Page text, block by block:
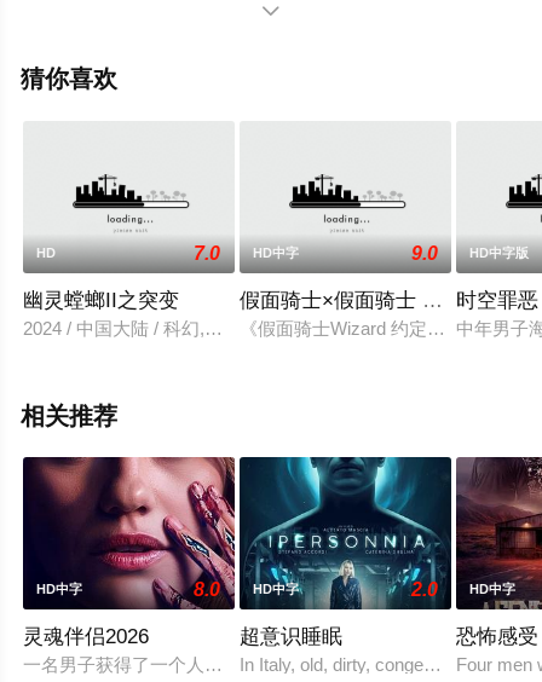
瑞安·克鲁格等演员精彩演绎的南非电影，手机免费观看高
可移步至豆瓣电影、电视猫或剧情网等平台了解。

猜你喜欢
HD 7.0
幽灵螳螂II之突变
2024 / 中国大陆 / 科幻,惊悚,冒险
HD中字 9.0
假面骑士×假面骑士 铠武
《假面骑士Wizard 约定之地》操真
HD中字版
时空罪恶
中年男子
相关推荐
HD中字 8.0
灵魂伴侣2026
一名男子获得了一个人工智能机器人，以应对刚刚去世的妻子的
HD中字 2.0
超意识睡眠
In Italy, old, dirty, congested prisons
HD中字
恐怖感受
Four men